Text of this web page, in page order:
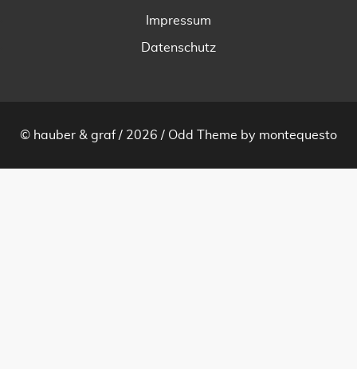
Impressum
Datenschutz
© hauber & graf / 2026 / Odd Theme by montequesto